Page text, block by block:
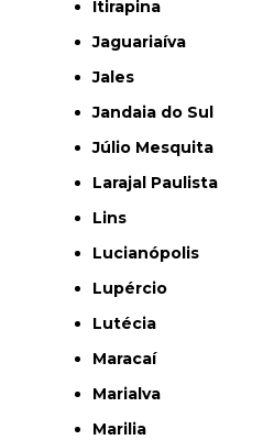
Itirapina
Jaguariaíva
Jales
Jandaia do Sul
Júlio Mesquita
Larajal Paulista
Lins
Lucianópolis
Lupércio
Lutécia
Maracaí
Marialva
Marilia